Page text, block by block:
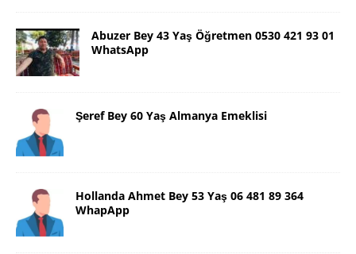
Abuzer Bey 43 Yaş Öğretmen 0530 421 93 01
WhatsApp
Şeref Bey 60 Yaş Almanya Emeklisi
Hollanda Ahmet Bey 53 Yaş 06 481 89 364
WhapApp